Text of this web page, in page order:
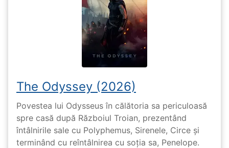
The Odyssey (2026)
Povestea lui Odysseus în călătoria sa periculoasă
spre casă după Războiul Troian, prezentând
întâlnirile sale cu Polyphemus, Sirenele, Circe și
terminând cu reîntâlnirea cu soția sa, Penelope.